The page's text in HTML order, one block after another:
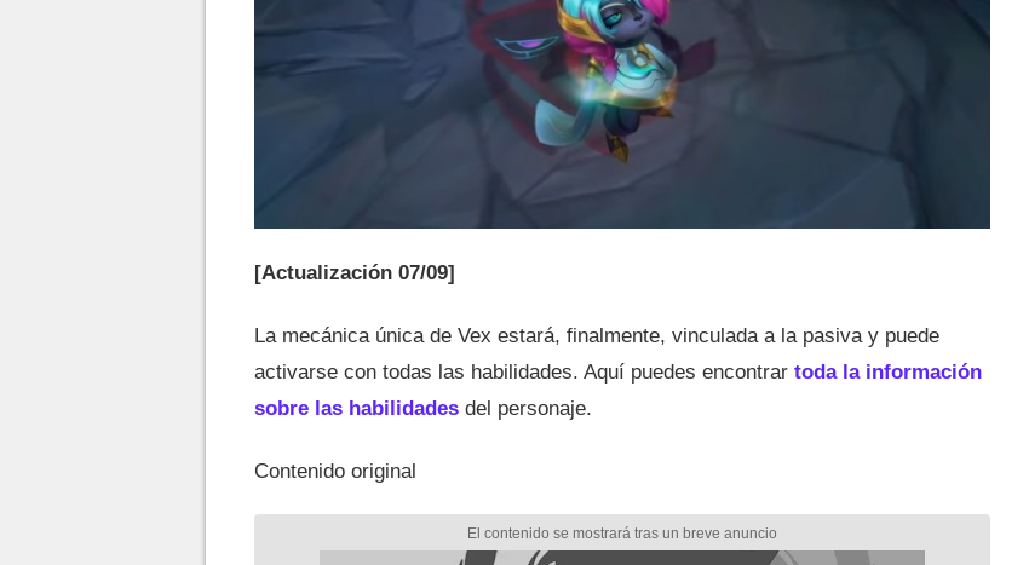
[Actualización 07/09]
La mecánica única de Vex estará, finalmente, vinculada a la pasiva y puede
activarse con todas las habilidades. Aquí puedes encontrar toda la información
sobre las habilidades del personaje.
Contenido original